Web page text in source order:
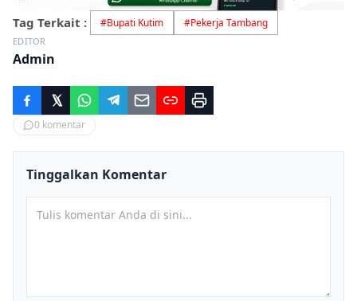
Tag Terkait : #Bupati Kutim #Pekerja Tambang
EDITOR
Admin
0 komentar
Tinggalkan Komentar